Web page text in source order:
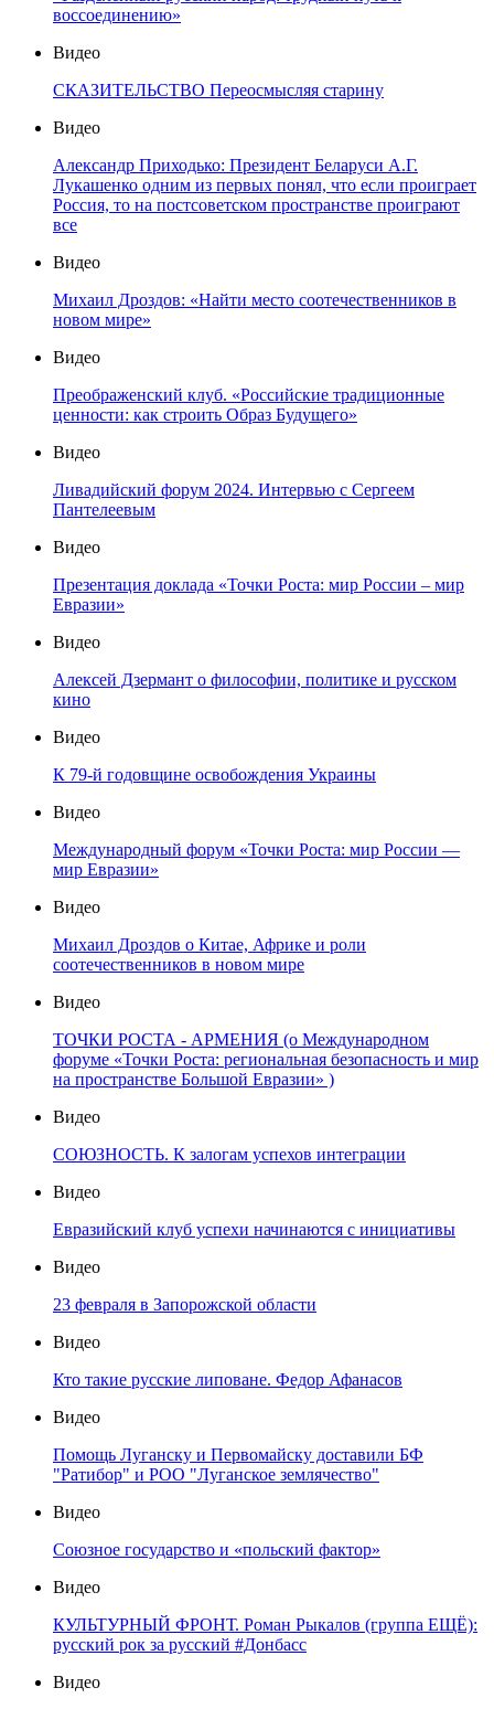
воссоединению»
Видео
СКАЗИТЕЛЬСТВО Переосмысляя старину
Видео
Александр Приходько: Президент Беларуси А.Г.
Лукашенко одним из первых понял, что если проиграет
Россия, то на постсоветском пространстве проиграют
все
Видео
Михаил Дроздов: «Найти место соотечественников в
новом мире»
Видео
Преображенский клуб. «Российские традиционные
ценности: как строить Образ Будущего»
Видео
Ливадийский форум 2024. Интервью с Сергеем
Пантелеевым
Видео
Презентация доклада «Точки Роста: мир России – мир
Евразии»
Видео
Алексей Дзермант о философии, политике и русском
кино
Видео
К 79-й годовщине освобождения Украины
Видео
Международный форум «Точки Роста: мир России —
мир Евразии»
Видео
Михаил Дроздов о Китае, Африке и роли
соотечественников в новом мире
Видео
ТОЧКИ РОСТА - АРМЕНИЯ (о Международном
форуме «Точки Роста: региональная безопасность и мир
на пространстве Большой Евразии» )
Видео
СОЮЗНОСТЬ. К залогам успехов интеграции
Видео
Евразийский клуб успехи начинаются с инициативы
Видео
23 февраля в Запорожской области
Видео
Кто такие русские липоване. Федор Афанасов
Видео
Помощь Луганску и Первомайску доставили БФ
"Ратибор" и РОО "Луганское землячество"
Видео
Союзное государство и «польский фактор»
Видео
КУЛЬТУРНЫЙ ФРОНТ. Роман Рыкалов (группа ЕЩЁ):
русский рок за русский #Донбасс
Видео